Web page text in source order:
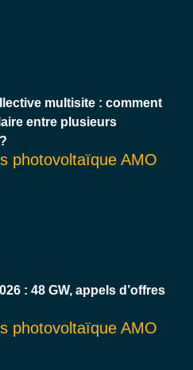
multisite : comment
entre plusieurs
photovoltaïque AMO
: 48 GW, appels d’offres
photovoltaïque AMO